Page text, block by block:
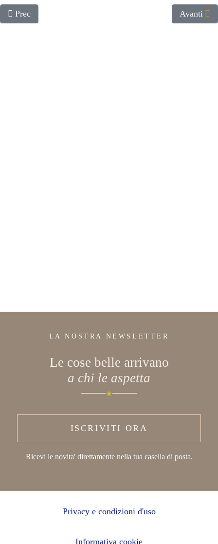
Articolo precedente: Giorgia Pia
Prec Articolo
Avanti
LA NOSTRA NEWSLETTER
Le cose belle arrivano
a chi le aspetta
ISCRIVITI ORA
Ricevi le novita' direttamente nella tua casella di posta.
Privacy e condizioni d'uso
Informativa cookie